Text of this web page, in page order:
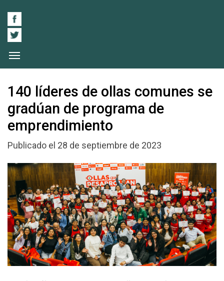
140 líderes de ollas comunes se
gradúan de programa de
emprendimiento
Publicado el 28 de septiembre de 2023